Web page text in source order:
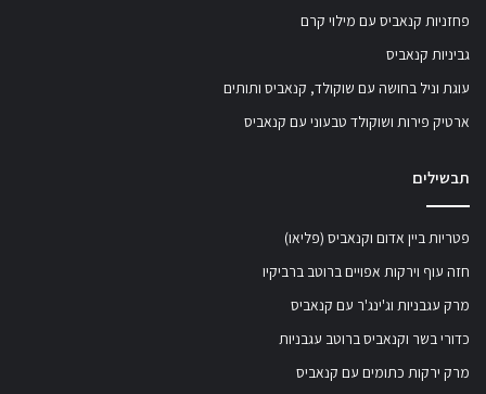
פחזניות קנאביס עם מילוי קרם
גביניות קנאביס
עוגת וניל בחושה עם שוקולד, קנאביס ותותים
ארטיק פירות ושוקולד טבעוני עם קנאביס
תבשילים
פטריות ביין אדום וקנאביס (פליאו)
חזה עוף וירקות אפויים ברוטב ברביקיו
מרק עגבניות וג'ינג'ר עם קנאביס
כדורי בשר וקנאביס ברוטב עגבניות
מרק ירקות כתומים עם קנאביס